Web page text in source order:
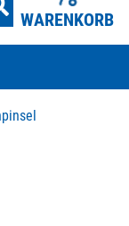
WARENKORB